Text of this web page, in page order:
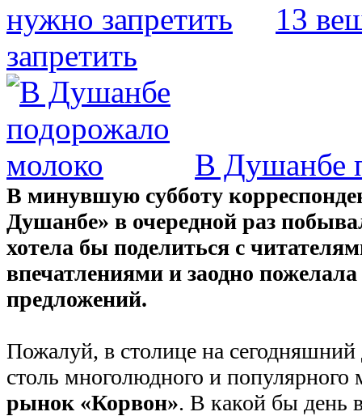
13
запретить
В Душанбе
В минувшую субботу
Душанбе» в очередной раз
хотела бы поделиться с
впечатлениями и заодно
предложений.
Пожалуй, в столице на сегодняшний
столь многолюдного и популярного
рынок «Корвон». В какой бы день